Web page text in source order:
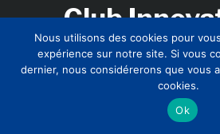
Club
Culture
LE CLUB
CONTACTS
Nous utilisons des cookies pour
expérience sur notre site. Si vous
dernier, nous considérerons que vous
cookies.
Ok